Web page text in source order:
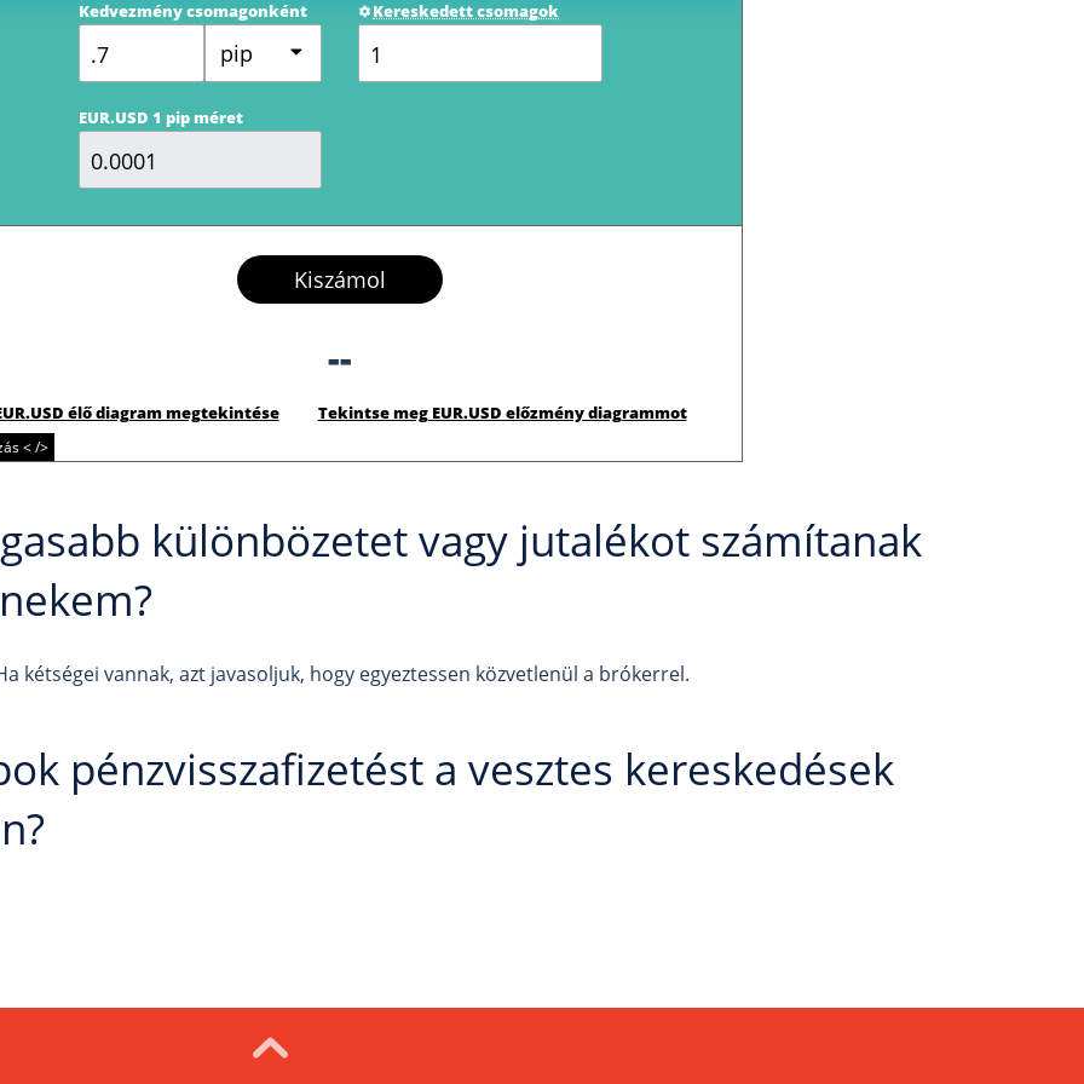
Kedvezmény csomagonként
pip
Kereskedett csomagok
EUR.USD 1 pip méret
Kiszámol
--
élő diagram megtekintése Tekintse meg EUR.USD előzmény diagrammot
< />
különbözetet vagy jutalékot számítanak
kétségei vannak, azt javasoljuk, hogy egyeztessen közvetlenül a brókerrel.
pénzvisszafizetést a vesztes kereskedések